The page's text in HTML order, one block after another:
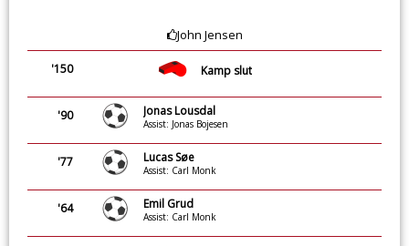
John Jensen
'150 Kamp slut
'90 Jonas Lousdal
Assist: Jonas Bojesen
'77 Lucas Søe
Assist: Carl Monk
'64 Emil Grud
Assist: Carl Monk